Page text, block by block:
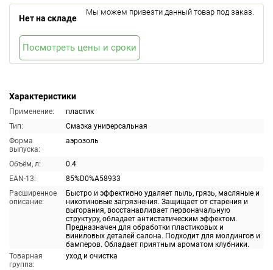
Характеристики
Применение:
пластик
Тип:
Смазка универсальная
Форма
выпуска:
аэрозоль
Объём, л:
0.4
EAN-13:
85%D0%A58933
Расширенное
описание:
Быстро и эффективно удаляет пыль, грязь, масляные и
никотиновые загрязнения. Защищает от старения и
выгорания, восстанавливает первоначальную
структуру, обладает антистатическим эффектом.
Предназначен для обработки пластиковых и
виниловых деталей салона. Подходит для молдингов и
бамперов. Обладает приятным ароматом клубники.
Товарная
группа:
уход и очистка
Нет на складе
Мы можем привезти данный товар под заказ.
Посмотреть цены и сроки